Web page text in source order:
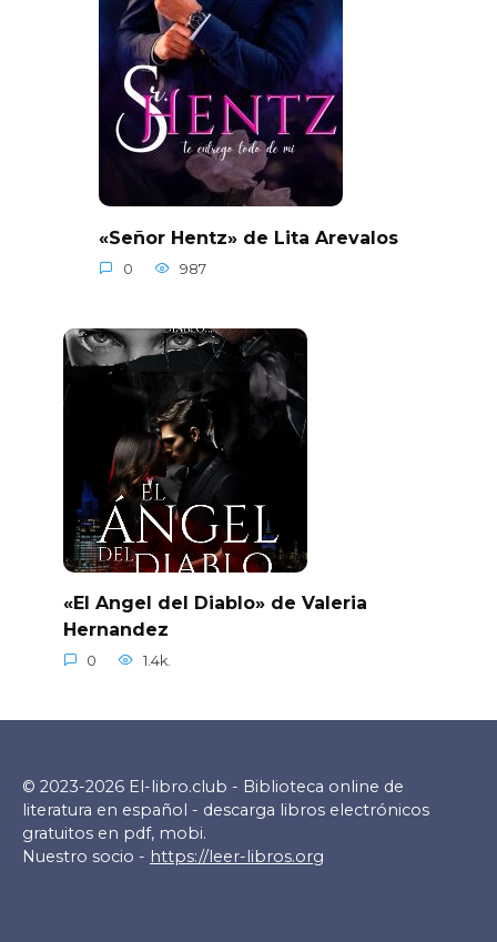
«Señor Hentz» de Lita Arevalos
0 987
«El Angel del Diablo» de Valeria
Hernandez
0 1.4k.
© 2023-2026 El-libro.club - Biblioteca online de
literatura en español - descarga libros electrónicos
gratuitos en pdf, mobi.
Nuestro socio - https://leer-libros.org